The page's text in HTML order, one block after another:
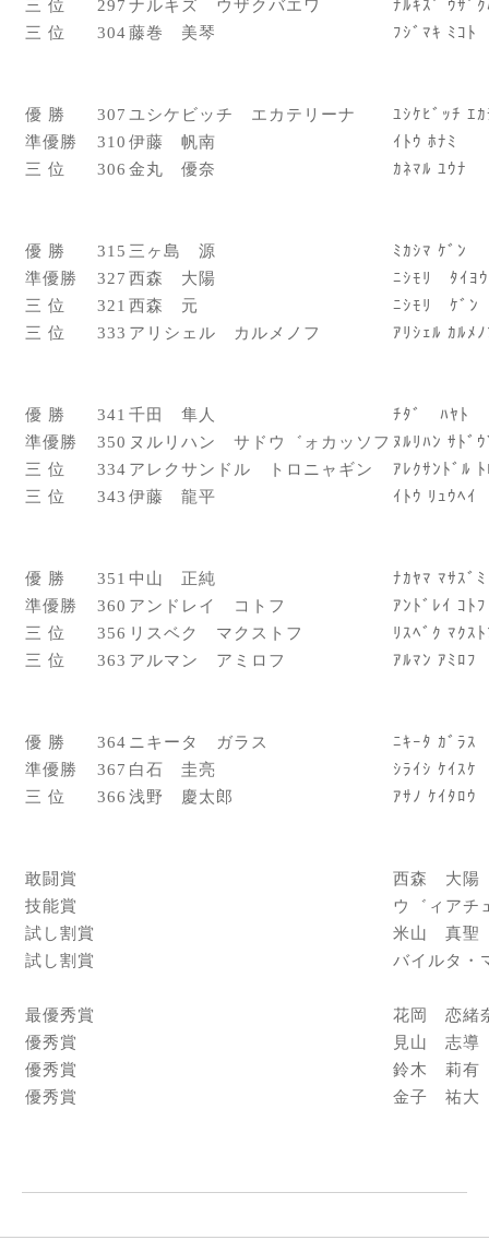
三 位
297 ナルキズ ウザクバエワ
ﾅﾙｷｽﾞ ｳｻﾞ
三 位
304藤巻 美琴 ﾌｼﾞﾏｷ ﾐｺﾄ
優 勝 307 ユシケビッチ エカテリーナ
ﾕｼｹﾋﾞｯﾁ ｴ
準優勝
310 伊藤 帆南
ｲﾄｳ ﾎﾅﾐ
三 位
306 金丸 優奈 ｶﾈﾏﾙ ﾕｳﾅ
優 勝 315 三ヶ島 源
ﾐｶｼﾏ ｹﾞﾝ
準優勝
327 西森 大陽
ﾆｼﾓﾘ ﾀｲﾖｳ
三 位
321 西森 元
ﾆｼﾓﾘ ｹﾞﾝ
三 位
333 アリシェル カルメノフ ｱﾘｼｪﾙ ｶﾙﾒ
優 勝 341 千田 隼人
ﾁﾀﾞ ﾊﾔﾄ
準優勝
350 ヌルリハン サドウ゛ォカッソフ ﾇﾙﾘﾊﾝ ｻﾄﾞ
三 位
334 アレクサンドル トロニャギン
ｱﾚｸｻﾝﾄﾞﾙ
三 位
343 伊藤 龍平 ｲﾄｳ ﾘｭｳﾍｲ
優 勝 351 中山 正純
ﾅｶﾔﾏ ﾏｻｽﾞﾐ
準優勝
360 アンドレイ コトフ
ｱﾝﾄﾞﾚｲ ｺﾄﾌ
三 位
356 リスベク マクストフ
ﾘｽﾍﾞｸ ﾏｸｽ
三 位
363 アルマン アミロフ ｱﾙﾏﾝ ｱﾐﾛﾌ
優 勝 364 ニキータ ガラス
ﾆｷｰﾀ ｶﾞﾗｽ
準優勝
367 白石 圭亮
ｼﾗｲｼ ｹｲｽｹ
三 位
366 浅野 慶太郎 ｱｻﾉ ｹｲﾀﾛｳ
敢闘賞
西森 大陽
技能賞
ウ゛ィア
試し割賞
米山 真聖
試し割賞
バイルタ・
最優秀賞
花岡 恋緒
優秀賞
見山 志導
優秀賞
鈴木 莉有
優秀賞
金子 祐大